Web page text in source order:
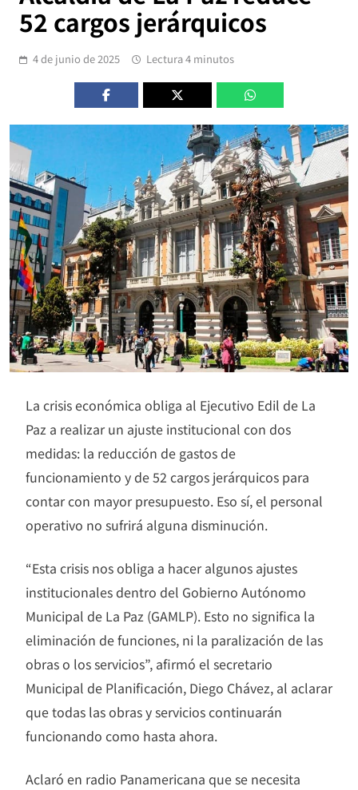
52 cargos jerárquicos
4 de junio de 2025 Lectura 4 minutos
La crisis económica obliga al Ejecutivo Edil de La
Paz a realizar un ajuste institucional con dos
medidas: la reducción de gastos de
funcionamiento y de 52 cargos jerárquicos para
contar con mayor presupuesto. Eso sí, el personal
operativo no sufrirá alguna disminución.
“Esta crisis nos obliga a hacer algunos ajustes
institucionales dentro del Gobierno Autónomo
Municipal de La Paz (GAMLP). Esto no significa la
eliminación de funciones, ni la paralización de las
obras o los servicios”, afirmó el secretario
Municipal de Planificación, Diego Chávez, al aclarar
que todas las obras y servicios continuarán
funcionando como hasta ahora.
Aclaró en radio Panamericana que se necesita